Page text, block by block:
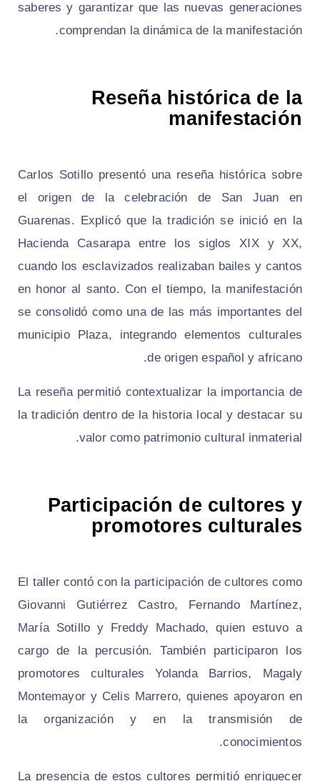
saberes y garantizar que las nuevas generaciones
comprendan la dinámica de la manifestación.
Reseña histórica de la
manifestación
Carlos Sotillo presentó una reseña histórica sobre
el origen de la celebración de San Juan en
Guarenas. Explicó que la tradición se inició en la
Hacienda Casarapa entre los siglos XIX y XX,
cuando los esclavizados realizaban bailes y cantos
en honor al santo. Con el tiempo, la manifestación
se consolidó como una de las más importantes del
municipio Plaza, integrando elementos culturales
de origen español y africano.
La reseña permitió contextualizar la importancia de
la tradición dentro de la historia local y destacar su
valor como patrimonio cultural inmaterial.
Participación de cultores y
promotores culturales
El taller contó con la participación de cultores como
Giovanni Gutiérrez Castro, Fernando Martínez,
María Sotillo y Freddy Machado, quien estuvo a
cargo de la percusión. También participaron los
promotores culturales Yolanda Barrios, Magaly
Montemayor y Celis Marrero, quienes apoyaron en
la organización y en la transmisión de
conocimientos.
La presencia de estos cultores permitió enriquecer